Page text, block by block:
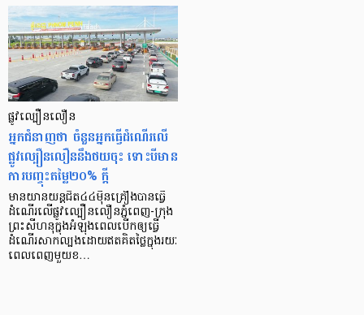
ផ្លូវល្បឿនលឿន
អ្នកជំនាញថា ចំនួនអ្នកធ្វើដំណើរលើ
ផ្លូវល្បឿនលឿននឹងថយចុះ ទោះបីមាន
ការបញ្ចុះតម្លៃ២០% ក្ដី
មានយានយន្តជិត៤៤ម៉ឺនគ្រឿងបានធ្វើ
ដំណើរលើផ្លូវល្បឿនលឿនភ្នំពេញ-ក្រុង
ព្រះសីហនុក្នុងអំឡុងពេលបើកឲ្យធ្វើ
ដំណើរសាកល្បងដោយឥតគិតថ្លៃក្នុងរយៈ
ពេលពេញមួយខ…